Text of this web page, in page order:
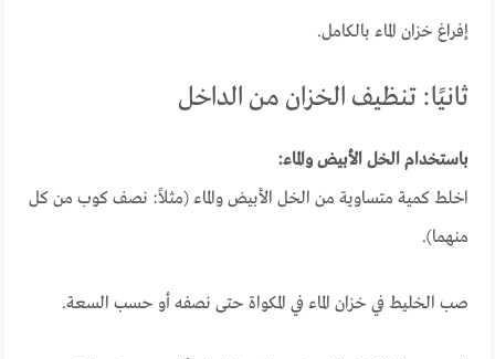
إفراغ خزان الماء بالكامل.
ثانيًا: تنظيف الخزان من الداخل
باستخدام الخل الأبيض والماء:
اخلط كمية متساوية من الخل الأبيض والماء (مثلاً: نصف كوب من كل
منهما).
صب الخليط في خزان الماء في المكواة حتى نصفه أو حسب السعة.